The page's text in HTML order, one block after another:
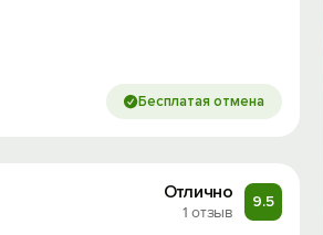
Бесплатая отмена
Отлично
1 отзыв
9.5